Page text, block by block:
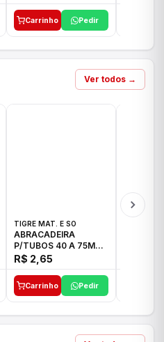
Carrinho Pedir
Ver todos →
TIGRE MAT. E SO
ABRACADEIRA
P/TUBOS 40 A 75MM
TIGRE
R$ 2,65
Carrinho Pedir